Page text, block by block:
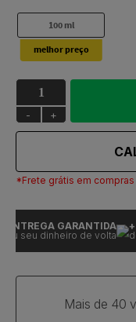
100 ml
- +
*Frete grátis em compras
GARANTIDA
seu dinheiro de volta
+
de
Mais de 40